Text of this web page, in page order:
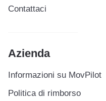
Contattaci
Azienda
Informazioni su MovPilot
Politica di rimborso